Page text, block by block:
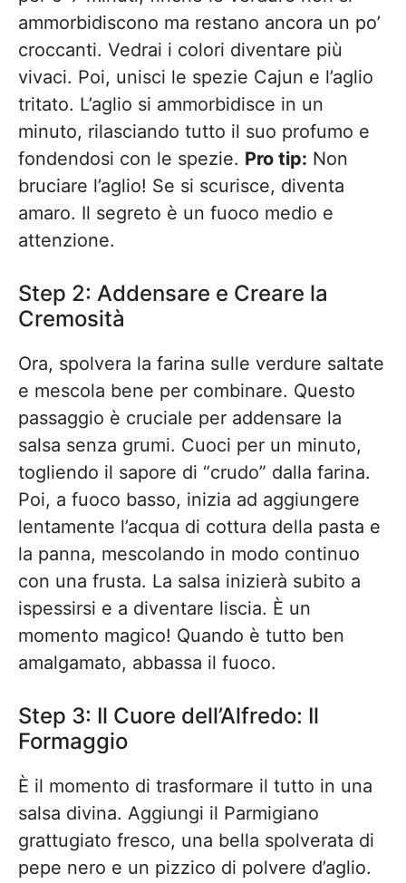
ammorbidiscono ma restano ancora un po’
croccanti. Vedrai i colori diventare più
vivaci. Poi, unisci le spezie Cajun e l’aglio
tritato. L’aglio si ammorbidisce in un
minuto, rilasciando tutto il suo profumo e
fondendosi con le spezie. Pro tip: Non
bruciare l’aglio! Se si scurisce, diventa
amaro. Il segreto è un fuoco medio e
attenzione.
Step 2: Addensare e Creare la
Cremosità
Ora, spolvera la farina sulle verdure saltate
e mescola bene per combinare. Questo
passaggio è cruciale per addensare la
salsa senza grumi. Cuoci per un minuto,
togliendo il sapore di “crudo” dalla farina.
Poi, a fuoco basso, inizia ad aggiungere
lentamente l’acqua di cottura della pasta e
la panna, mescolando in modo continuo
con una frusta. La salsa inizierà subito a
ispessirsi e a diventare liscia. È un
momento magico! Quando è tutto ben
amalgamato, abbassa il fuoco.
Step 3: Il Cuore dell’Alfredo: Il
Formaggio
È il momento di trasformare il tutto in una
salsa divina. Aggiungi il Parmigiano
grattugiato fresco, una bella spolverata di
pepe nero e un pizzico di polvere d’aglio.